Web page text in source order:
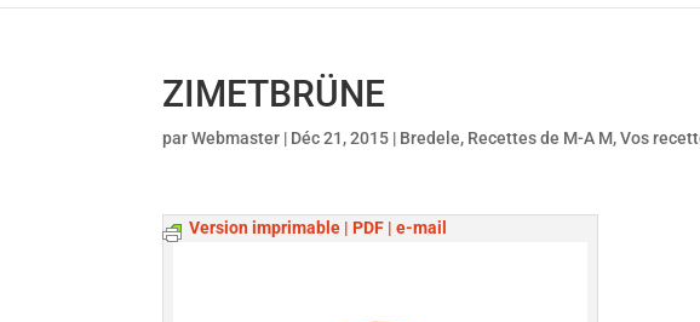
ZIMETBRÜNE
parWebmaster | Déc 21, 2015 | Bredele, Recettes de M-A M,Vos
Version imprimable | PDF | e-mail